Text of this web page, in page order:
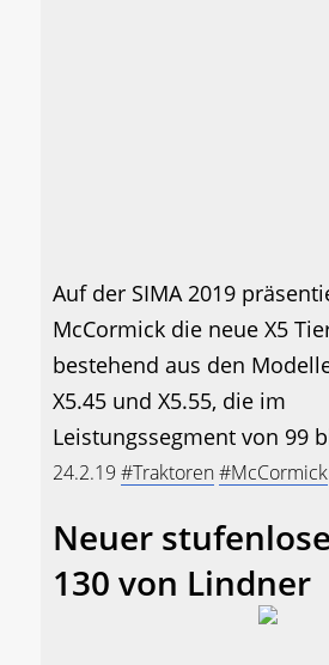
Auf der SIMA 2019
McCormick die neue X5
bestehend aus den
X5.45 und X5.55, die im
Leistungssegment von 99
24.2.19 #Traktoren#McCormick
Neuer
130 von Lindner